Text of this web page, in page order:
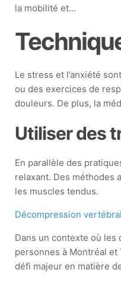
la mobilité et…
Le stress et l’anxiété
ou des exercices de
douleurs. De plus, la
Utiliser des
En parallèle des
relaxant. Des méthodes
les muscles tendus.
Décompression
Dans un contexte où
personnes à Montréal
défi majeur en matière